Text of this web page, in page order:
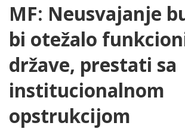
MF: Neusvajanje
bi otežalo
države, prestati sa
institucionalnom
opstrukcijom